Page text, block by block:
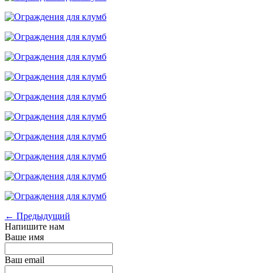
← Предыдущий
Напишите нам
Ваше имя
Ваш email